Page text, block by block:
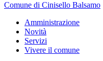
Comune di Cinisello Balsamo
Amministrazione
Novità
Servizi
Vivere il comune